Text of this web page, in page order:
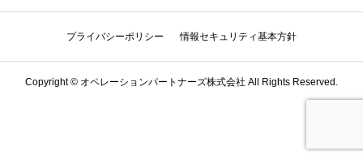
プライバシーポリシー 情報セキュリティ基本方針
Copyright © オペレーションパートナーズ株式会社 All Rights Reserved.